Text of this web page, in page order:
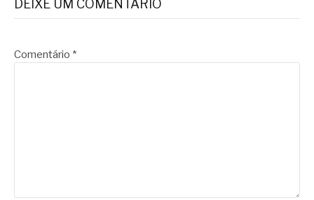
DEIXE UM COMENTÁRIO
Comentário *